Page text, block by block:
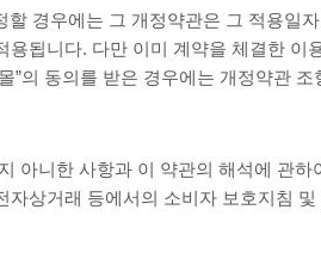
할 경우에는 그 개정약관은 그 적용일
용됩니다. 다만 이미 계약을 체결한
”의 동의를 받은 경우에는 개정약관
아니한 사항과 이 약관의 해석에 관
자상거래 등에서의 소비자 보호지침